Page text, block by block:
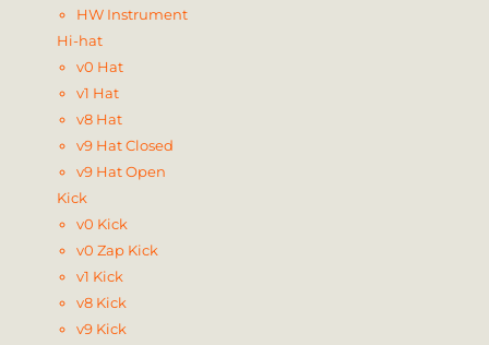
HW Instrument
Hi-hat
v0 Hat
v1 Hat
v8 Hat
v9 Hat Closed
v9 Hat Open
Kick
v0 Kick
v0 Zap Kick
v1 Kick
v8 Kick
v9 Kick